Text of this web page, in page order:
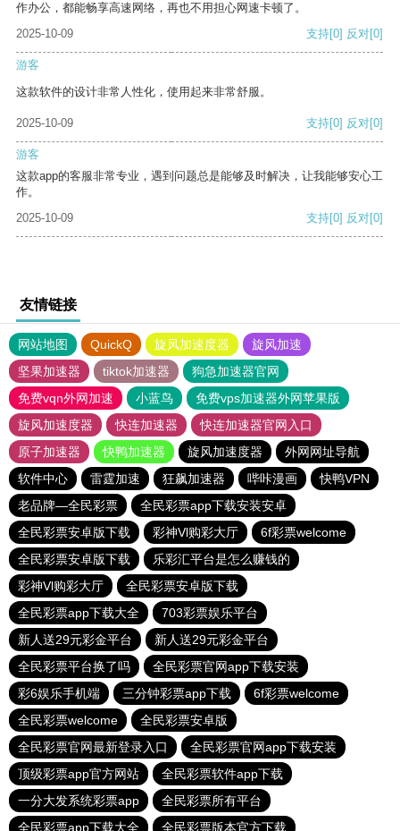
作办公，都能畅享高速网络，再也不用担心网速卡顿了。
2025-10-09
支持[0] 反对[0]
游客
这款软件的设计非常人性化，使用起来非常舒服。
2025-10-09 支持[0] 反对[0]
游客
这款app的客服非常专业，遇到问题总是能够及时解决，让我能够安心工
作。
2025-10-09
支持[0] 反对[0]
友情链接
网站地图 QuickQ 旋风加速度器
旋风加速
坚果加速器
tiktok加速器
狗急加速器官网
免费vqn外网加速
小蓝鸟
免费vps加速器外网苹果版
旋风加速度器
快连加速器
快连加速器官网入口
原子加速器
快鸭加速器 旋风加速度器
外网网址导航
软件中心
雷霆加速 狂飙加速器 哔咔漫画
快鸭VPN
老品牌—全民彩票
全民彩票app下载安装安卓
全民彩票安卓版下载
彩神Vl购彩大厅
6f彩票welcome
全民彩票安卓版下载
乐彩汇平台是怎么赚钱的
彩神Vl购彩大厅
全民彩票安卓版下载
全民彩票app下载大全
703彩票娱乐平台
新人送29元彩金平台
新人送29元彩金平台
全民彩票平台换了吗
全民彩票官网app下载安装
彩6娱乐手机端
三分钟彩票app下载
6f彩票welcome
全民彩票welcome
全民彩票安卓版
全民彩票官网最新登录入口
全民彩票官网app下载安装
顶级彩票app官方网站
全民彩票软件app下载
一分大发系统彩票app
全民彩票所有平台
全民彩票app下载大全
全民彩票版本官方下载